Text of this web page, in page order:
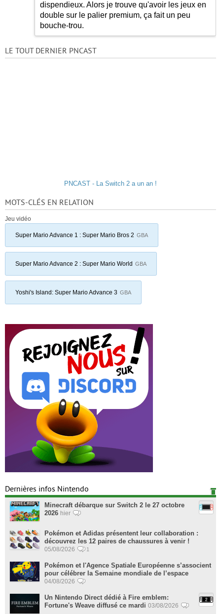
dispendieux. Alors je trouve qu'avoir les jeux en
double sur le palier premium, ça fait un peu
bouche-trou.
LE TOUT DERNIER PNCAST
PNCAST - La Switch 2 a un an !
MOTS-CLÉS EN RELATION
Jeu vidéo
Super Mario Advance 1 : Super Mario Bros 2 GBA
Super Mario Advance 2 : Super Mario World GBA
Yoshi's Island: Super Mario Advance 3 GBA
Dernières infos Nintendo
Minecraft débarque sur Switch 2 le 27 octobre
2026 hier
Pokémon et Adidas présentent leur collaboration :
découvrez les 12 paires de chaussures à venir !
05/08/2026 1
Pokémon et l'Agence Spatiale Européenne s’associent
pour célébrer la Semaine mondiale de l’espace
04/08/2026
Un Nintendo Direct dédié à Fire emblem:
Fortune's Weave diffusé ce mardi 03/08/2026